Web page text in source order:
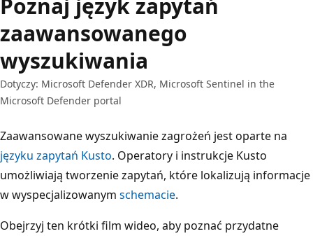
zaawansowanego
wyszukiwania
Dotyczy: Microsoft Defender XDR, Microsoft Sentinel in the
Microsoft Defender portal
Zaawansowane wyszukiwanie zagrożeń jest oparte na
języku zapytań Kusto. Operatory i instrukcje Kusto
umożliwiają tworzenie zapytań, które lokalizują informacje
w wyspecjalizowanym schemacie.
Obejrzyj ten krótki film wideo, aby poznać przydatne